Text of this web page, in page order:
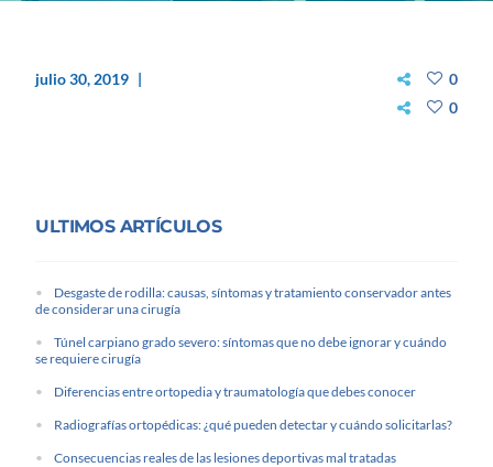
julio 30, 2019
0
0
ULTIMOS ARTÍCULOS
Desgaste de rodilla: causas, síntomas y tratamiento conservador antes
de considerar una cirugía
Túnel carpiano grado severo: síntomas que no debe ignorar y cuándo
se requiere cirugía
Diferencias entre ortopedia y traumatología que debes conocer
Radiografías ortopédicas: ¿qué pueden detectar y cuándo solicitarlas?
Consecuencias reales de las lesiones deportivas mal tratadas